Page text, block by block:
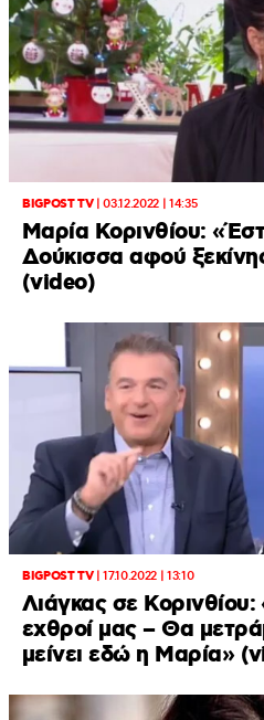
BIGPOST TV|03.12.2022 | 14:35
Μαρία Κορινθίου:
Δούκισσα αφού
(video)
BIGPOST TV|17.10.2022 | 13:10
Λιάγκας σε
εχθροί μας – Θα
μείνει εδώ η Μαρία»